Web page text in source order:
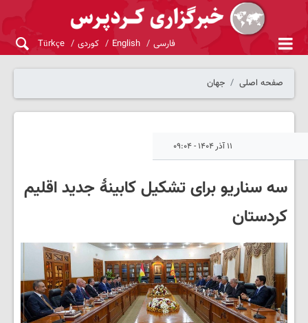
فارسی English کوردی Türkçe
صفحه اصلی جهان
۱۱ آذر ۱۴۰۴ - ۰۹:۰۴
سه سناریو برای تشکیل کابینهٔ جدید اقلیم
کردستان